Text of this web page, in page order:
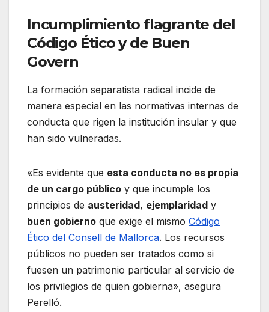
Incumplimiento flagrante del
Código Ético y de Buen
Govern
La formación separatista radical incide de
manera especial en las normativas internas de
conducta que rigen la institución insular y que
han sido vulneradas.
«Es evidente que esta conducta no es propia
de un cargo público y que incumple los
principios de austeridad, ejemplaridad y
buen gobierno que exige el mismo Código
Ético del Consell de Mallorca. Los recursos
públicos no pueden ser tratados como si
fuesen un patrimonio particular al servicio de
los privilegios de quien gobierna», asegura
Perelló.